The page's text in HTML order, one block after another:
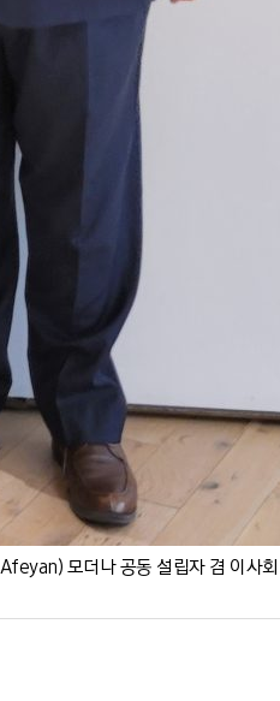
모더나 공동 설립자 겸 이사